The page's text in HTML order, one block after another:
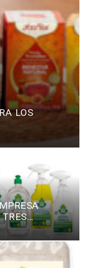
LOS
ECOLÓGICOS